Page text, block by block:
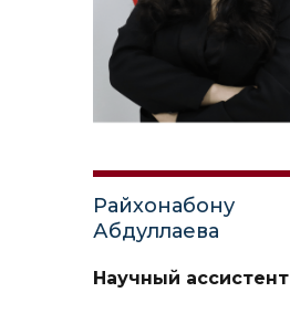
Райхонабону
Абдуллаева
Научный ассистент